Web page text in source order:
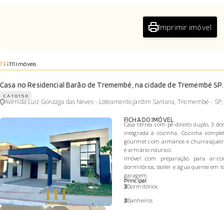
Imprimir imóvel
111 Imóveis
Casa no Residencial Barão de Tremembé, na cidade de Tremembé SP.
CA10150
Avenida Luiz Gonzaga das Neves - Loteamento Jardim Santana, Tremembé -
FICHA DO IMÓVEL
Casa térrea com pé-direito duplo, 3
integrada à cozinha. Cozinha
gourmet com armários e
e armário náutico.
Imóvel com preparação para ar-
dormitórios, boiler e água quente em
garagem.
Principal
3Dormitórios
3Banheiros